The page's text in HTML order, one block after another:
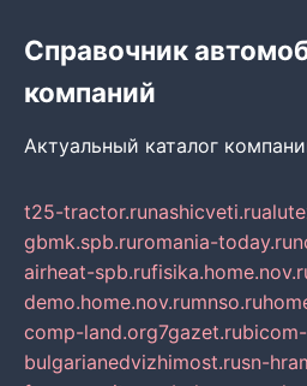
Справочник
компаний
Актуальный каталог
t25-tractor.runashicveti.ru
gbmk.spb.ruromania-today.ru
airheat-spb.ru
demo.home.nov.rumnso.ru
comp-land.org7gazet.ru
bulgarianedvizhimost.rusn-